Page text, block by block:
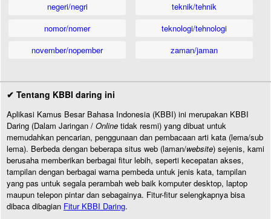
negeri/negri
nomor/nomer
november/nopember
teknik/tehnik
teknologi/tehnologi
zaman/jaman
✔ Tentang KBBI daring ini
Aplikasi Kamus Besar Bahasa Indonesia (KBBI) ini merupakan KBBI
Daring (Dalam Jaringan / Online tidak resmi) yang dibuat untuk
memudahkan pencarian, penggunaan dan pembacaan arti kata (lema/sub
lema). Berbeda dengan beberapa situs web (laman/website) sejenis, kami
berusaha memberikan berbagai fitur lebih, seperti kecepatan akses,
tampilan dengan berbagai warna pembeda untuk jenis kata, tampilan
yang pas untuk segala perambah web baik komputer desktop, laptop
maupun telepon pintar dan sebagainya. Fitur-fitur selengkapnya bisa
dibaca dibagian Fitur KBBI Daring.